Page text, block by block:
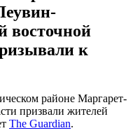
восточной
к
районе Маргарет-
призвали жителей
The Guardian.